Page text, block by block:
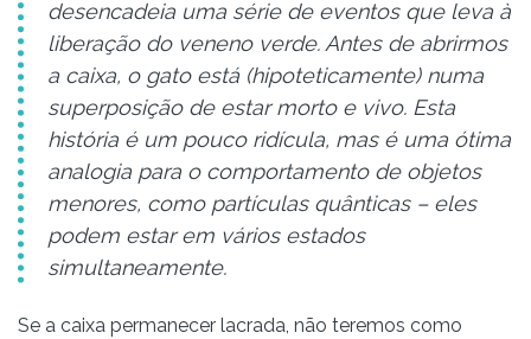
desencadeia uma série de eventos que leva à
liberação do veneno verde. Antes de abrirmos
a caixa, o gato está (hipoteticamente) numa
superposição de estar morto e vivo. Esta
história é um pouco ridícula, mas é uma ótima
analogia para o comportamento de objetos
menores, como partículas quânticas – eles
podem estar em vários estados
simultaneamente.
Se a caixa permanecer lacrada, não teremos como